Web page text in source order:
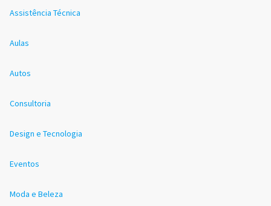
Assistência Técnica
Aulas
Autos
Consultoria
Design e Tecnologia
Eventos
Moda e Beleza